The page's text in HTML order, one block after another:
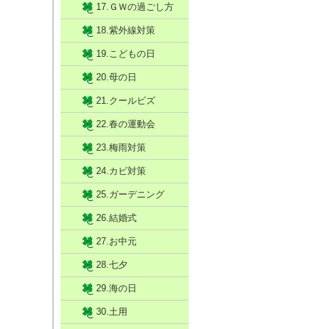
17.ＧＷの過ごし方
18.紫外線対策
19.こどもの日
20.母の日
21.クールビズ
22.春の運動会
23.梅雨対策
24.カビ対策
25.ガーデニング
26.結婚式
27.お中元
28.七夕
29.海の日
30.土用